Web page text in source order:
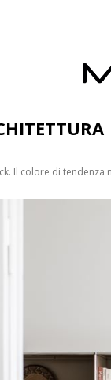
Il colore di tendenza